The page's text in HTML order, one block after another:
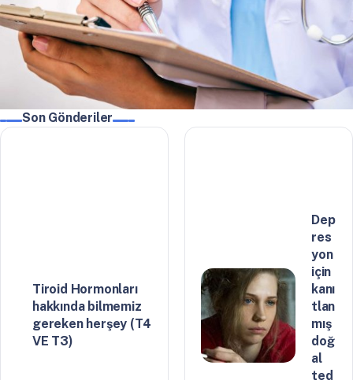
Son Gönderiler
Tiroid Hormonları
hakkında bilmemiz
gereken herşey (T4
VE T3)
Dep
res
yon
için
kanı
tlan
mış
doğ
al
ted